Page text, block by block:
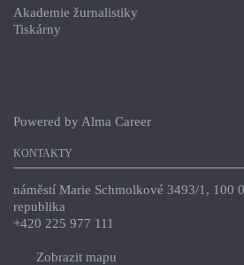
Akademie žurnalistiky
Tiskárny
Powered by Alma Career
KONTAKTY
náměstí Marie Schmolkové 3493/1, 100
republika
+420 225 977 111
Zobrazit mapu